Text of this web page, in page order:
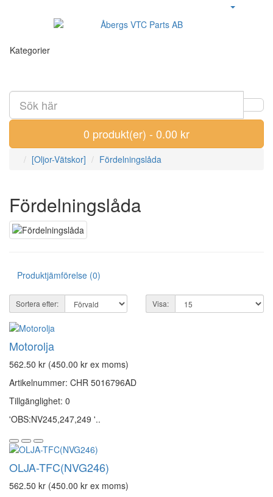
Kategorier
0 produkt(er) - 0.00 kr
[Oljor-Vätskor] Fördelningslåda
Fördelningslåda
Produktjämförelse (0)
Sortera efter: Visa:
Motorolja
562.50 kr (450.00 kr ex moms)
Artikelnummer: CHR 5016796AD
Tillgänglighet: 0
'OBS:NV245,247,249 '..
OLJA-TFC(NVG246)
562.50 kr (450.00 kr ex moms)